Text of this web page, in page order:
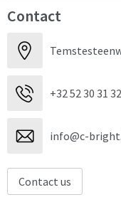
Contact
+32 52 30 31 32
info@c-
Contact us